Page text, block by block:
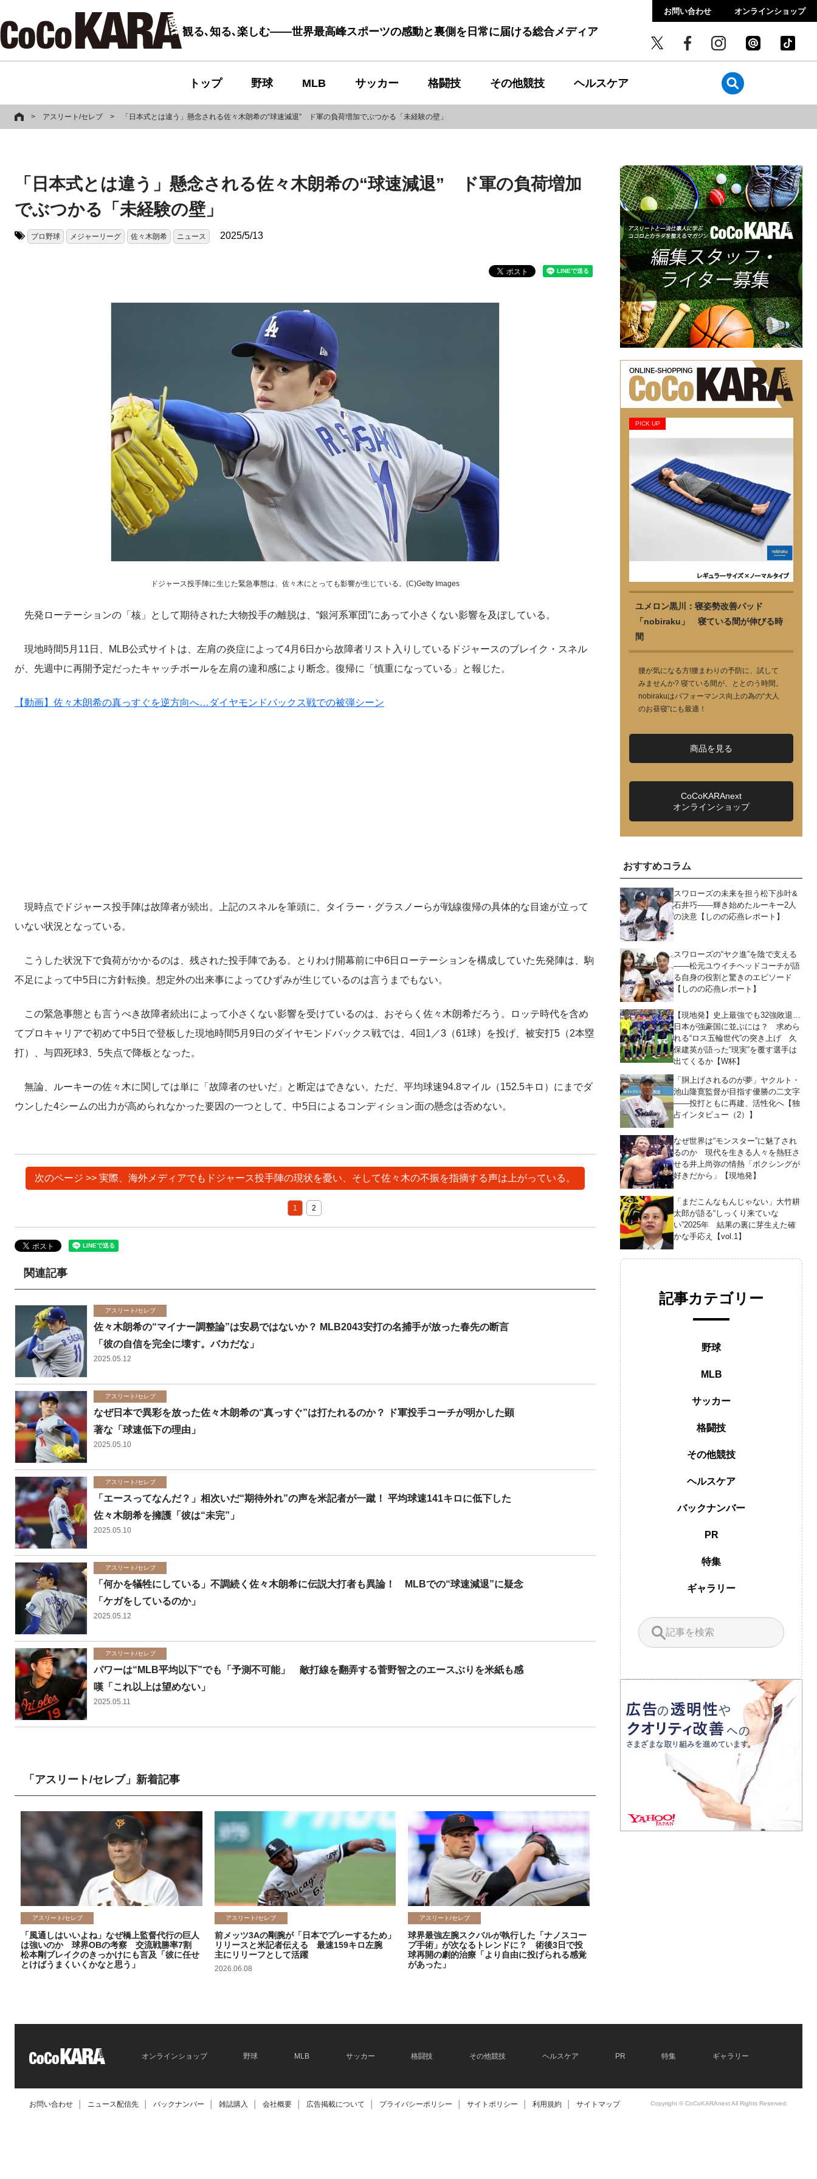
観る､知る､楽しむ――世界最高峰スポーツの感動と裏側を日常に届ける総合メディア
お問い合わせ オンラインショップ
トップ 野球 MLB サッカー 格闘技 その他競技 ヘルスケア
> アスリート/セレブ > 「日本式とは違う」懸念される佐々木朗希の“球速減退” ド軍の負荷増加でぶつかる「未経験の壁」
「日本式とは違う」懸念される佐々木朗希の“球速減退” ド軍の負荷増加
でぶつかる「未経験の壁」
プロ野球 メジャーリーグ 佐々木朗希 ニュース 2025/5/13
ドジャース投手陣に生じた緊急事態は、佐々木にとっても影響が生じている。(C)Getty Images
先発ローテーションの「核」として期待された大物投手の離脱は、“銀河系軍団”にあって小さくない影響を及ぼしている。
現地時間5月11日、MLB公式サイトは、左肩の炎症によって4月6日から故障者リスト入りしているドジャースのブレイク・スネル
が、先週中に再開予定だったキャッチボールを左肩の違和感により断念。復帰に「慎重になっている」と報じた。
【動画】佐々木朗希の真っすぐを逆方向へ…ダイヤモンドバックス戦での被弾シーン
現時点でドジャース投手陣は故障者が続出。上記のスネルを筆頭に、タイラー・グラスノーらが戦線復帰の具体的な目途が立って
いない状況となっている。
こうした状況下で負荷がかかるのは、残された投手陣である。とりわけ開幕前に中6日ローテーションを構成していた先発陣は、駒
不足によって中5日に方針転換。想定外の出来事によってひずみが生じているのは言うまでもない。
この緊急事態とも言うべき故障者続出によって小さくない影響を受けているのは、おそらく佐々木朗希だろう。ロッテ時代を含め
てプロキャリアで初めて中5日で登板した現地時間5月9日のダイヤモンドバックス戦では、4回1／3（61球）を投げ、被安打5（2本塁
打）、与四死球3、5失点で降板となった。
無論、ルーキーの佐々木に関しては単に「故障者のせいだ」と断定はできない。ただ、平均球速94.8マイル（152.5キロ）にまでダ
ウンした4シームの出力が高められなかった要因の一つとして、中5日によるコンディション面の懸念は否めない。
次のページ >> 実際、海外メディアでもドジャース投手陣の現状を憂い、そして佐々木の不振を指摘する声は上がっている。
1 2
関連記事
アスリート/セレブ
佐々木朗希の“マイナー調整論”は安易ではないか？ MLB2043安打の名捕手が放った春先の断言
「彼の自信を完全に壊す。バカだな」
2025.05.12
アスリート/セレブ
なぜ日本で異彩を放った佐々木朗希の“真っすぐ”は打たれるのか？ ド軍投手コーチが明かした顕
著な「球速低下の理由」
2025.05.10
アスリート/セレブ
「エースってなんだ？」相次いだ“期待外れ”の声を米記者が一蹴！ 平均球速141キロに低下した
佐々木朗希を擁護「彼は“未完”」
2025.05.10
アスリート/セレブ
「何かを犠牲にしている」不調続く佐々木朗希に伝説大打者も異論！ MLBでの“球速減退”に疑念
「ケガをしているのか」
2025.05.12
アスリート/セレブ
パワーは“MLB平均以下”でも「予測不可能」 敵打線を翻弄する菅野智之のエースぶりを米紙も感
嘆「これ以上は望めない」
2025.05.11
「アスリート/セレブ」新着記事
アスリート/セレブ
「風通しはいいよね」なぜ橋上監督代行の巨人
は強いのか 球界OBの考察 交流戦勝率7割
松本剛ブレイクのきっかけにも言及「彼に任せ
とけばうまくいくかなと思う」
アスリート/セレブ
前メッツ3Aの剛腕が「日本でプレーするため」
リリースと米記者伝える 最速159キロ左腕
主にリリーフとして活躍
2026.06.08
アスリート/セレブ
球界最強左腕スクバルが執行した「ナノスコー
プ手術」が次なるトレンドに？ 術後3日で投
球再開の劇的治療「より自由に投げられる感覚
があった」
PICK UP
ユメロン黒川：寝姿勢改善パッド
「nobiraku」 寝ている間が伸びる時
間
腰が気になる方!腰まわりの予防に、試して
みませんか? 寝ている間が、ととのう時間。
nobirakuはパフォーマンス向上の為の“大人
のお昼寝”にも最適！
商品を見る
CoCoKARAnext
オンラインショップ
おすすめコラム
スワローズの未来を担う松下歩叶&
石井巧――輝き始めたルーキー2人
の決意【しのの応燕レポート】
スワローズの“ヤク進”を陰で支える
――松元ユウイチヘッドコーチが語
る自身の役割と驚きのエピソード
【しのの応燕レポート】
【現地発】史上最強でも32強敗退…
日本が強豪国に並ぶには？ 求めら
れる“ロス五輪世代”の突き上げ 久
保建英が語った“現実”を覆す選手は
出てくるか【W杯】
「胴上げされるのが夢」ヤクルト・
池山隆寛監督が目指す優勝の二文字
――投打ともに再建、活性化へ【独
占インタビュー（2）】
なぜ世界は“モンスター”に魅了され
るのか 現代を生きる人々を熱狂さ
せる井上尚弥の情熱「ボクシングが
好きだから」【現地発】
「まだこんなもんじゃない」大竹耕
太郎が語る“しっくり来ていな
い”2025年 結果の裏に芽生えた確
かな手応え【vol.1】
記事カテゴリー
野球
MLB
サッカー
格闘技
その他競技
ヘルスケア
バックナンバー
PR
特集
ギャラリー
オンラインショップ 野球 MLB サッカー 格闘技 その他競技 ヘルスケア PR 特集 ギャラリー
お問い合わせ ニュース配信先 バックナンバー 雑誌購入 会社概要 広告掲載について プライバシーポリシー サイトポリシー 利用規約 サイトマップ Copyright © CoCoKARAnext All Rights Reserved.